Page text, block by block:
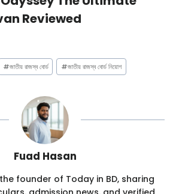
Reviewed
#জাতীয় রাজস্ব বোর্ড #জাতীয় রাজস্ব বোর্ড নিয়োগ
Fuad Hasan
founder of Today in BD, sharing